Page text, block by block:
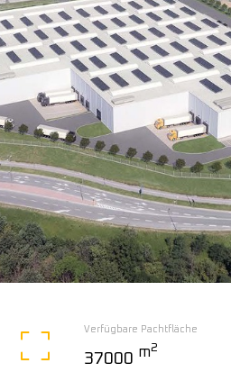
Verfügbare Pachtfläche
37000 m2